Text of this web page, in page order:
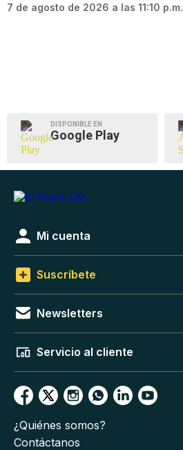
7 de agosto de 2026 a las 11:10 p.m.
DISPONIBLE EN
Google Play
Mi cuenta
Suscríbete
Newsletters
Servicio al cliente
¿Quiénes somos?
Contáctanos